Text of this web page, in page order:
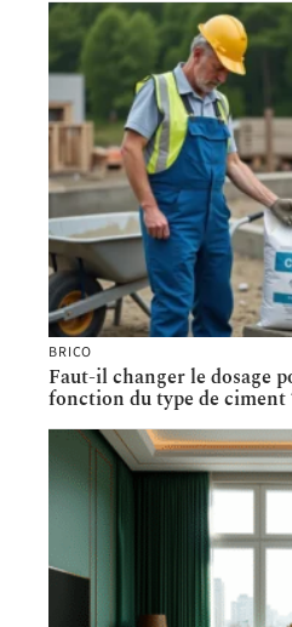
BRICO
Faut-il changer le dosage
fonction du type de ciment